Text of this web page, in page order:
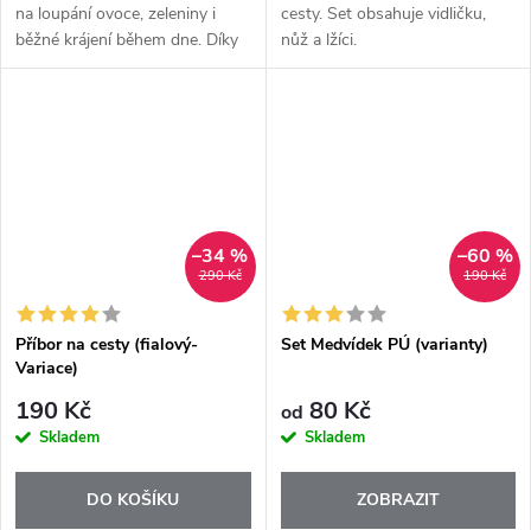
na loupání ovoce, zeleniny i
běžné krájení během dne. Díky
kompaktní velikosti se výborně
cesty. Set obsahuje vidličku,
nůž a lžíci.
290 Kč
–34 %
Příbor na cesty (fialový-
Variace)
190 Kč
Skladem
DO KOŠÍKU
190 Kč
–60 %
Set Medvídek PÚ (varianty)
od 80 Kč
Skladem
ZOBRAZIT